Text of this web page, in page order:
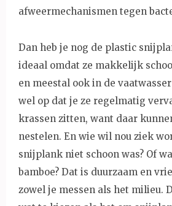
afweermechanismen tegen
Dan heb je nog de plastic
ideaal omdat ze makkelijk
en meestal ook in de
wel op dat je ze regelmatig
krassen zitten, want daar
nestelen. En wie wil nou ziek
snijplank niet schoon was? Of
bamboe? Dat is duurzaam en
zowel je messen als het milieu.